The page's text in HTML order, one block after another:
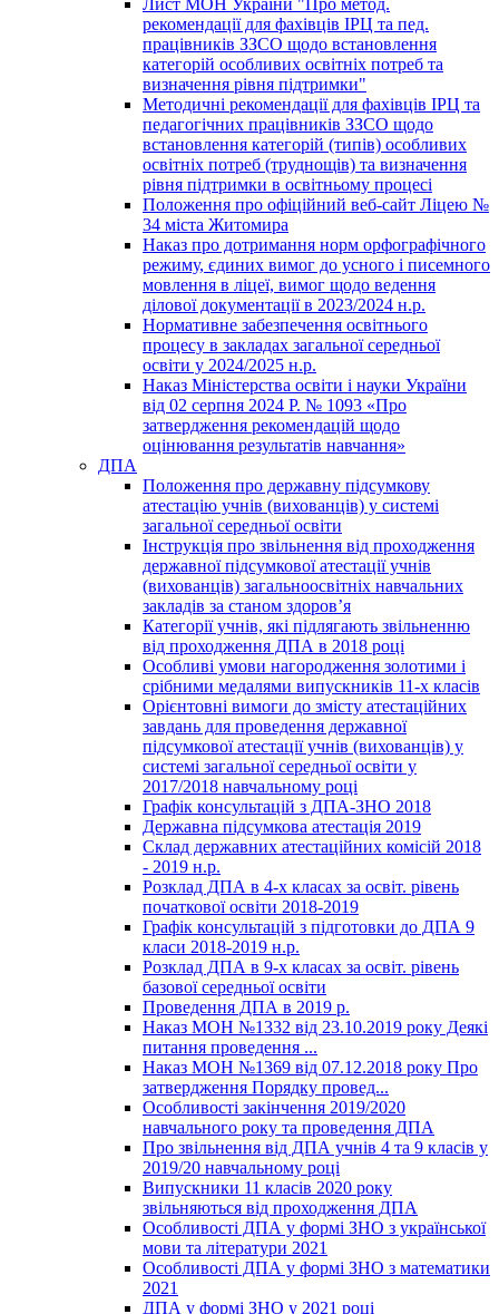
Лист МОН України "Про метод.
рекомендації для фахівців ІРЦ та пед.
працівників ЗЗСО щодо встановлення
категорій особливих освітніх потреб та
визначення рівня підтримки"
Методичні рекомендації для фахівців ІРЦ та
педагогічних працівників ЗЗСО щодо
встановлення категорій (типів) особливих
освітніх потреб (труднощів) та визначення
рівня підтримки в освітньому процесі
Положення про офіційний веб-сайт Ліцею №
34 міста Житомира
Наказ про дотримання норм орфографічного
режиму, єдиних вимог до усного і писемного
мовлення в ліцеї, вимог щодо ведення
ділової документації в 2023/2024 н.р.
Нормативне забезпечення освітнього
процесу в закладах загальної середньої
освіти у 2024/2025 н.р.
Наказ Міністерства освіти і науки України
від 02 серпня 2024 Р. № 1093 «Про
затвердження рекомендацій щодо
оцінювання результатів навчання»
ДПА
Положення про державну підсумкову
атестацію учнів (вихованців) у системі
загальної середньої освіти
Інструкція про звільнення від проходження
державної підсумкової атестації учнів
(вихованців) загальноосвітніх навчальних
закладів за станом здоров’я
Категорії учнів, які підлягають звільненню
від проходження ДПА в 2018 році
Особливі умови нагородження золотими і
срібними медалями випускників 11-х класів
Орієнтовні вимоги до змісту атестаційних
завдань для проведення державної
підсумкової атестації учнів (вихованців) у
системі загальної середньої освіти у
2017/2018 навчальному році
Графік консультацій з ДПА-ЗНО 2018
Державна підсумкова атестація 2019
Склад державних атестаційних комісій 2018
- 2019 н.р.
Розклад ДПА в 4-х класах за освіт. рівень
початкової освіти 2018-2019
Графік консультацій з підготовки до ДПА 9
класи 2018-2019 н.р.
Розклад ДПА в 9-х класах за освіт. рівень
базової середньої освіти
Проведення ДПА в 2019 р.
Наказ МОН №1332 від 23.10.2019 року Деякі
питання проведення ...
Наказ МОН №1369 від 07.12.2018 року Про
затвердження Порядку провед...
Особливості закінчення 2019/2020
навчального року та проведення ДПА
Про звільнення від ДПА учнів 4 та 9 класів у
2019/20 навчальному році
Випускники 11 класів 2020 року
звільняються від проходження ДПА
Особливості ДПА у формі ЗНО з української
мови та літератури 2021
Особливості ДПА у формі ЗНО з математики
2021
ДПА у формі ЗНО у 2021 році